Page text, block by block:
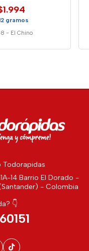
gramos
- El Chino
Todorapidas
14 Barrio El Dorado -
- Colombia
👇